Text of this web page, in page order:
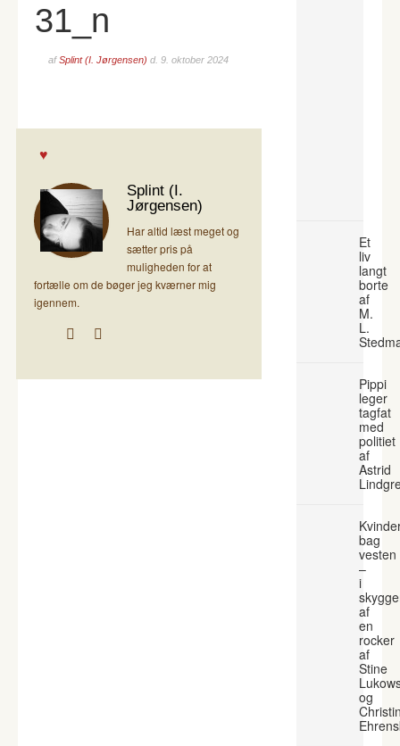
31_n
afSplint (I. Jørgensen) d. 9. oktober 2024
Splint (I.
Jørgensen)
Har altid læst meget og
sætter pris på
muligheden for at
fortælle om de bøger jeg kværner mig
igennem.
Et
liv
langt
borte
af
M.
L.
Pippi
leger
tagfat
med
politiet
af
Astrid
bag
vesten
–
i
af
en
rocker
af
Stine
og